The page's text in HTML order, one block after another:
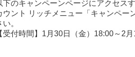
下のキャンペーンページにアクセス
ウント リッチメニュー「キャンペー
い。
受付時間】1月30日（金）18:00～2